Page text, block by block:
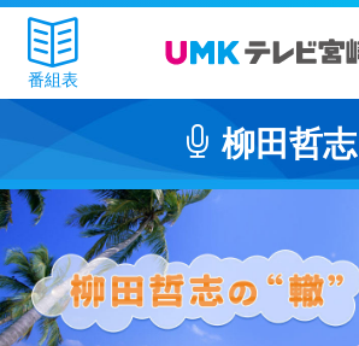
番組表
柳田哲志